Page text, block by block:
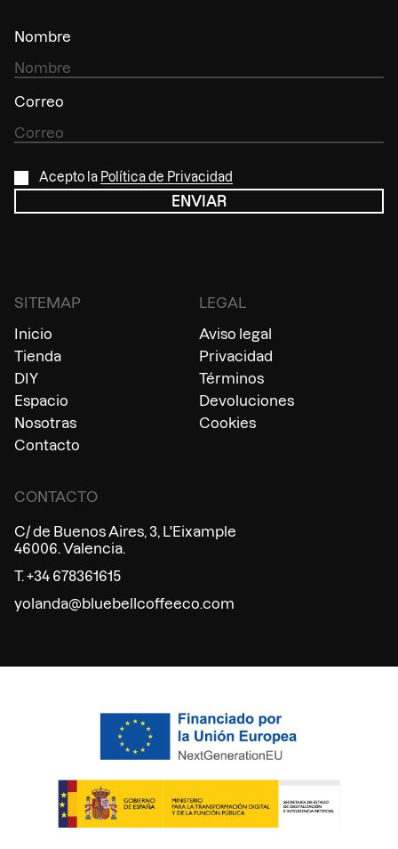
SITEMAP
Inicio
Tienda
DIY
Espacio
Nosotras
Contacto
LEGAL
Aviso legal
Privacidad
Términos
Devoluciones
Cookies
CONTACTO
C/ de Buenos Aires, 3, L'Eixample
46006. Valencia.
T. +34 678361615
yolanda@bluebellcoffeeco.com
Nombre
Correo
Acepto la Política de Privacidad